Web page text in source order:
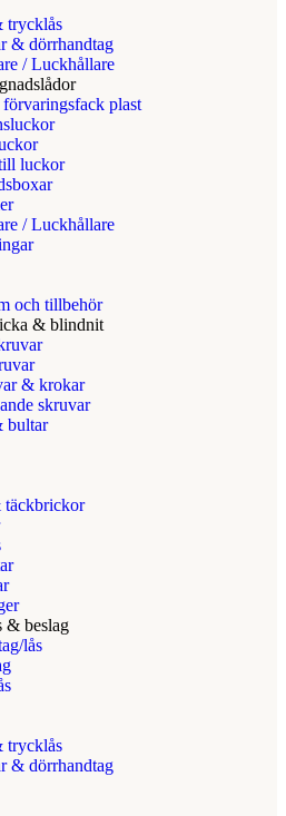
trycklås
& dörrhandtag
/ Luckhållare
plast
luckor
/ Luckhållare
och tillbehör
& blindnit
& krokar
skruvar
bultar
& beslag
lås
trycklås
& dörrhandtag